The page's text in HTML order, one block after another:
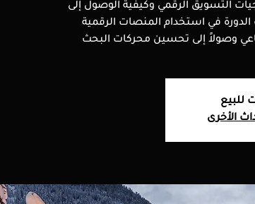
التسويق الرقمي وكيفية الوصول إلى
في استخدام المنصات الرقمية
وصولاً إلى تحسين محركات البحث
للبيع
الأخرى